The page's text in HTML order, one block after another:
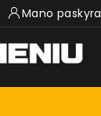
Mano paskyra